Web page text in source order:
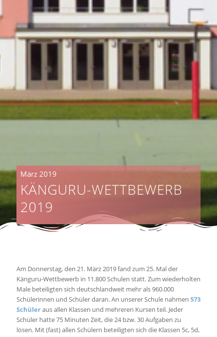
März 2019
KÄNGURU-WETTBEWERB
2019
Am Donnerstag, den 21. März 2019 fand zum 25. Mal der
Känguru-Wettbewerb in 11.800 Schulen statt. Zum wiederholten
Male beteiligten sich deutschlandweit mehr als 960.000
Schülerinnen und Schüler daran. An unserer Schule nahmen 573
Schüleraus allen Klassen und mehreren Kursen teil. Jeder
Schüler hatte 75 Minuten Zeit, die 24 bzw. 30 Aufgaben zu
lösen. Mit (fast) allen Schülern beteiligten sich die Klassen 5c, 5d,